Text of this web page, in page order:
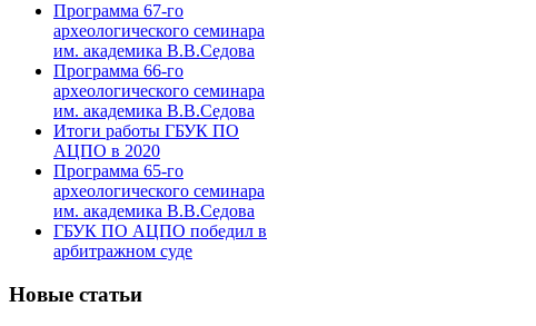
Программа 67-го
археологического семинара
им. академика В.В.Седова
Программа 66-го
археологического семинара
им. академика В.В.Седова
Итоги работы ГБУК ПО
АЦПО в 2020
Программа 65-го
археологического семинара
им. академика В.В.Седова
ГБУК ПО АЦПО победил в
арбитражном суде
Новые статьи